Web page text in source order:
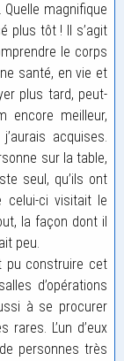
magnifique
plus tôt ! Il s’agit
le corps
santé, en vie et
plus tard, peut-
encore meilleur,
acquises.
sur la table,
seul, qu’ils ont
celui-ci visitait le
la façon dont il
peu.
pu construire cet
d’opérations
à se procurer
L’un d’eux
personnes très